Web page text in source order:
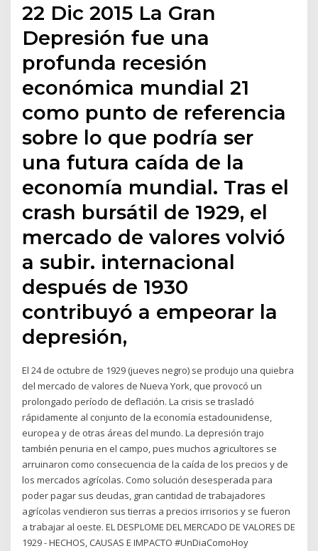
22 Dic 2015 La Gran
Depresión fue una
profunda recesión
económica mundial 21
como punto de referencia
sobre lo que podría ser
una futura caída de la
economía mundial. Tras el
crash bursátil de 1929, el
mercado de valores volvió
a subir. internacional
después de 1930
contribuyó a empeorar la
depresión,
El 24 de octubre de 1929 (jueves negro) se produjo una quiebra
del mercado de valores de Nueva York, que provocó un
prolongado período de deflación. La crisis se trasladó
rápidamente al conjunto de la economía estadounidense,
europea y de otras áreas del mundo. La depresión trajo
también penuria en el campo, pues muchos agricultores se
arruinaron como consecuencia de la caída de los precios y de
los mercados agrícolas. Como solución desesperada para
poder pagar sus deudas, gran cantidad de trabajadores
agrícolas vendieron sus tierras a precios irrisorios y se fueron
a trabajar al oeste. EL DESPLOME DEL MERCADO DE VALORES DE
1929 - HECHOS, CAUSAS E IMPACTO #UnDiaComoHoy